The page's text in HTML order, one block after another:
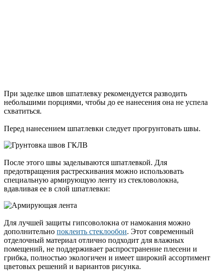
При заделке швов шпатлевку рекомендуется разводить
небольшими порциями, чтобы до ее нанесения она не успела
схватиться.
Перед нанесением шпатлевки следует прогрунтовать швы.
После этого швы заделываются шпатлевкой. Для
предотвращения растрескивания можно использовать
специальную армирующую ленту из стекловолокна,
вдавливая ее в слой шпатлевки:
Для лучшей защиты гипсоволокна от намокания можно
дополнительно поклеить стеклообои. Этот современный
отделочный материал отлично подходит для влажных
помещений, не поддерживает распространение плесени и
грибка, полностью экологичен и имеет широкий ассортимент
цветовых решений и вариантов рисунка.